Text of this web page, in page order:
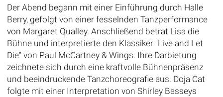
Der Abend begann mit einer Einführung durch Halle
Berry, gefolgt von einer fesselnden Tanzperformance
von Margaret Qualley. Anschließend betrat Lisa die
Bühne und interpretierte den Klassiker "Live and Let
Die" von Paul McCartney & Wings. Ihre Darbietung
zeichnete sich durch eine kraftvolle Bühnenpräsenz
und beeindruckende Tanzchoreografie aus. Doja Cat
folgte mit einer Interpretation von Shirley Basseys